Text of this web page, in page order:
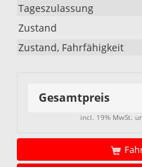
Tageszulassung
Zustand
Zustand, Fahrfähigkeit
Gesamtpreis
incl. 19% MwSt.